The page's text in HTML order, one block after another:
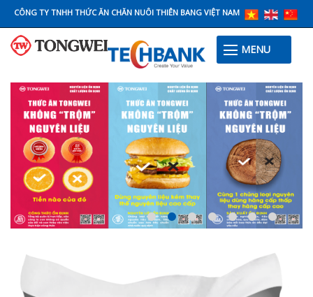
CÔNG TY TNHH THỨC ĂN CHĂN NUÔI THIÊN BANG VIỆT NAM
MENU